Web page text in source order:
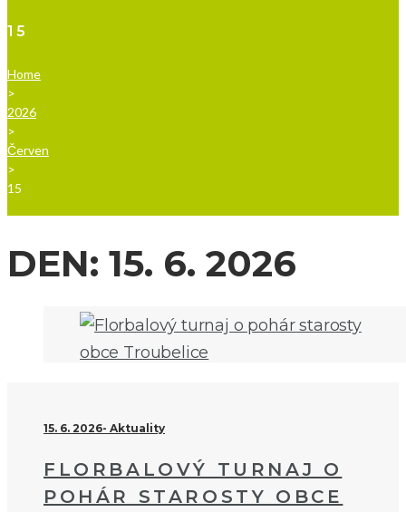
15
Home
>
2026
>
Červen
>
15
DEN: 15. 6. 2026
15. 6. 2026 Aktuality
FLORBALOVÝ TURNAJ O
POHÁR STAROSTY OBCE